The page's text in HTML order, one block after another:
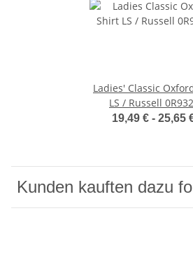
Ladies' Classic
LS / Russell
19,49 € - 25,65
Kunden kauften dazu